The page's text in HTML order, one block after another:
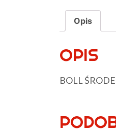
Opis
OPIS
BOLL